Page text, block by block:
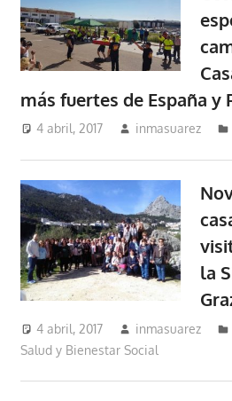
más fuertes de España y
4 abril, 2017 inmasuarez
la
4 abril, 2017 inmasuarez
Salud y Bienestar Social